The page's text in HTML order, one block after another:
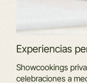
Experiencias
Showcookings
celebraciones a